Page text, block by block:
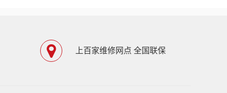
上百家维修网点 全国联保